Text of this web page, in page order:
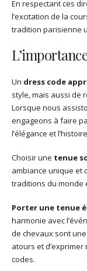
En respectant ces
l’excitation de la
tradition parisienne
Un dress code
style, mais aussi de
Lorsque nous
engageons à faire
l’élégance et
Choisir une tenue
ambiance unique et
traditions du monde
Porter une tenue
harmonie avec
de chevaux sont
atours et
codes.